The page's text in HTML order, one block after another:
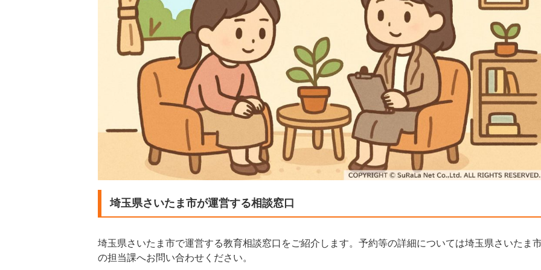
埼玉県さいたま市が運営する相談窓口
埼玉県さいたま市で運営する教育相談窓口をご紹介します。予約等の詳細については埼玉県さいたま
の担当課へお問い合わせください。